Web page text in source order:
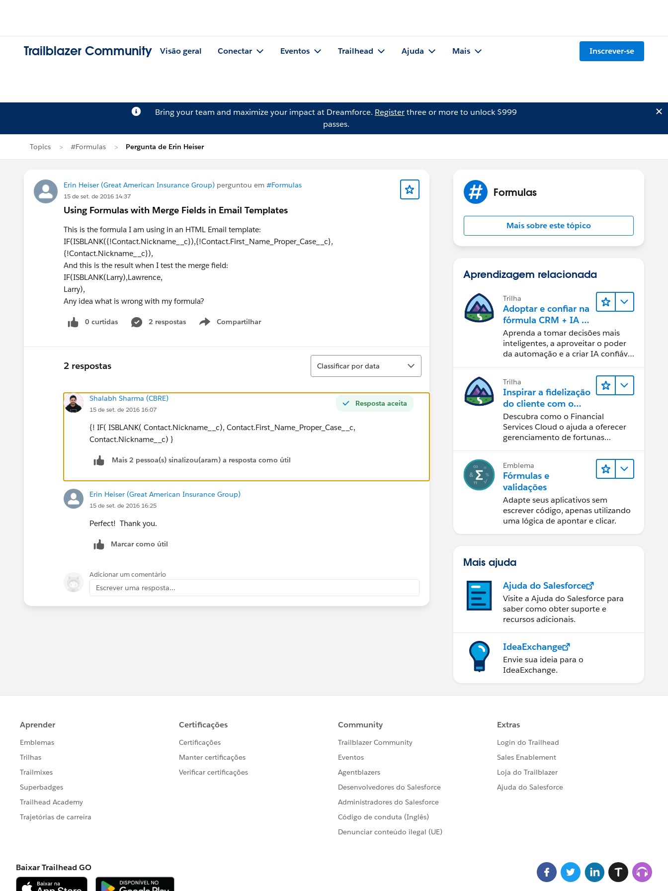
Trailblazer Community Visão geral Conectar Eventos Trailhead Ajuda Mais Inscrever-se
Bring your team and maximize your impact at Dreamforce. Registerthree or more to unlock $999
passes.
Topics #Formulas Pergunta de Erin Heiser
Erin Heiser (Great American Insurance Group) perguntou em #Formulas
15 de set. de 2016 14:37
Using Formulas with Merge Fields in Email Templates
This is the formula I am using in an HTML Email template:
IF(ISBLANK({!Contact.Nickname__c}),{!Contact.First_Name_Proper_Case__c},
{!Contact.Nickname__c}),
And this is the result when I test the merge field:
IF(ISBLANK(Larry),Lawrence,
Larry),
Any idea what is wrong with my formula?
0 curtidas 2 respostas Compartilhar
Show menu
2 respostas
Classificar
Classificar por data
Resposta aceita
Shalabh Sharma (CBRE)
15 de set. de 2016 16:07
{! IF( ISBLANK( Contact.Nickname__c), Contact.First_Name_Proper_Case__c,
Contact.Nickname__c) }
Mais 2 pessoa(s) sinalizou(aram) a resposta como útil
Erin Heiser (Great American Insurance Group)
15 de set. de 2016 16:25
Perfect! Thank you.
Marcar como útil
Adicionar um comentário
Escrever uma resposta...
Formulas
Mais sobre este tópico
Aprendizagem relacionada
Trilha
Adoptar e confiar na
fórmula CRM + IA +
dados
Aprenda a tomar decisões mais
inteligentes, a aproveitar o poder
da automação e a criar IA confiável
mais populares da Salesforce.
Trilha
Inspirar a fidelização
do cliente com o
Financial Services
Cloud
Descubra como o Financial
Services Cloud o ajuda a oferecer
gerenciamento de fortunas
Emblema
Fórmulas e
validações
Adapte seus aplicativos sem
escrever código, apenas utilizando
uma lógica de apontar e clicar.
Mais ajuda
Ajuda do Salesforce
Visite a Ajuda do Salesforce para
saber como obter suporte e
recursos adicionais.
IdeaExchange
Envie sua ideia para o
IdeaExchange.